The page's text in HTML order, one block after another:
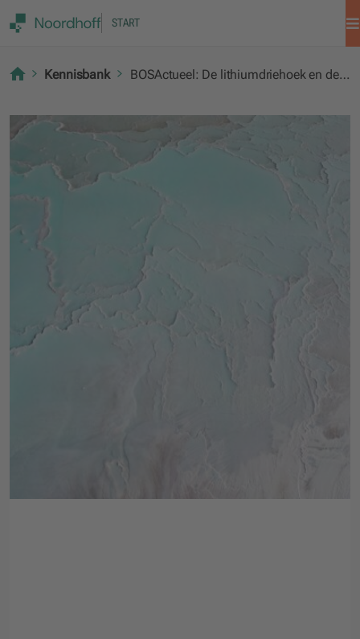
START
Kennisbank BOSActueel: De lithiumdriehoek en de schaduwkant van de energietransitie